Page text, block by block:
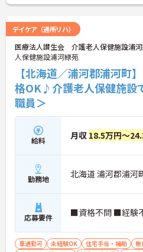
デイケア（通所リハ）
医療法人讃生会 介護老人保健施設浦
人保健施設浦河緑苑
【北海道／浦河郡浦河町
格OK♪介護老人保健施設
職員＞
給料 月収 18.5万円～
勤務地 北海道 浦河郡浦河
応募要件 ■資格不問 ■経験
車通勤可 未経験OK 住宅手当・補助 無